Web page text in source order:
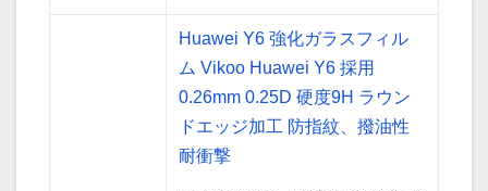
Huawei Y6 強化ガラスフィル
ム Vikoo Huawei Y6 採用
0.26mm 0.25D 硬度9H ラウン
ドエッジ加工 防指紋、撥油性
耐衝撃